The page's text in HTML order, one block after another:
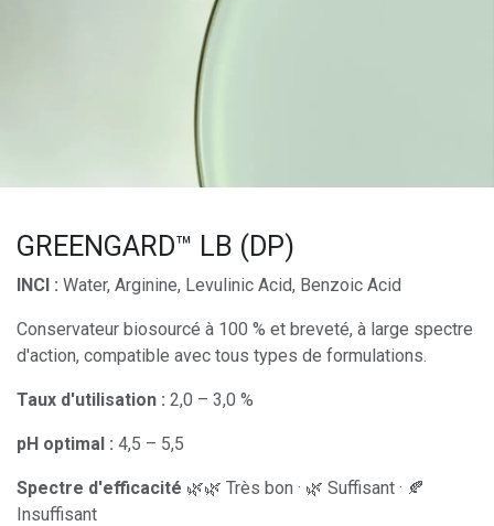
GREENGARD™ LB (DP)
INCI : Water, Arginine, Levulinic Acid, Benzoic Acid
Conservateur biosourcé à 100 % et breveté, à large spectre
d'action, compatible avec tous types de formulations.
Taux d'utilisation : 2,0 – 3,0 %
pH optimal : 4,5 – 5,5
Spectre d'efficacité 🌿🌿 Très bon · 🌿 Suffisant · 🍂
Insuffisant